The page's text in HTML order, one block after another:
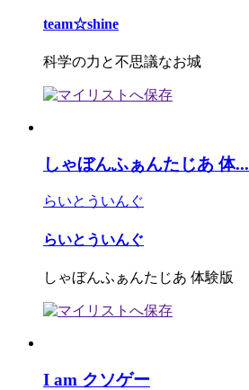
team☆shine
科学の力と不思議なお城
しゃぼんふぁんたじあ 体...
らいとういんぐ
らいとういんぐ
しゃぼんふぁんたじあ 体験版
I am クソゲー